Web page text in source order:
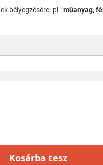
bélyegzésére, pl.:műanyag,
Kosárba tesz